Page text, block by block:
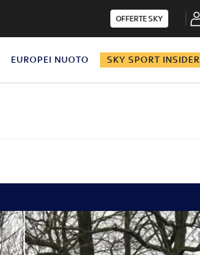
OFFERTE SKY
EUROPEI NUOTO SKY SPORT INSIDER